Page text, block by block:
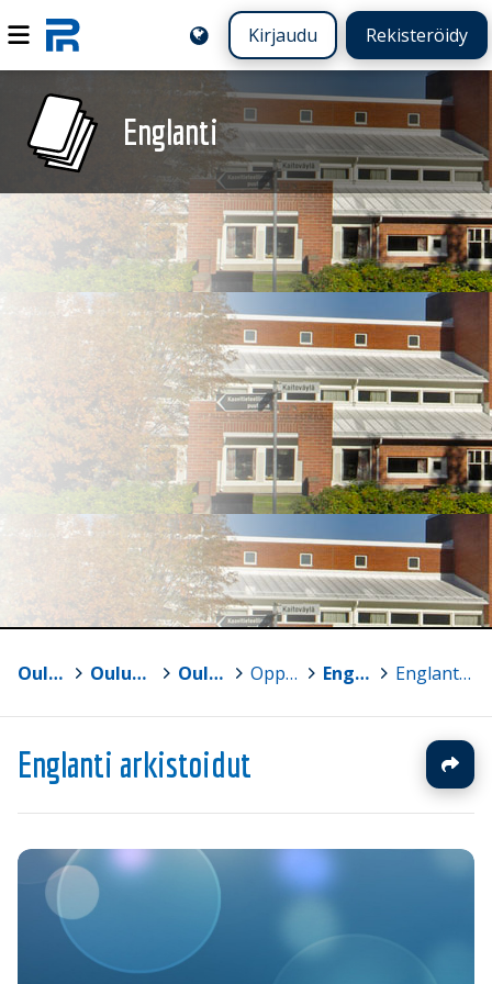
Kirjaudu Rekisteröidy
Englanti
Oulun yliopisto Oulun normaalikoulun lukio ja perusasteen vs. 7-9 > Oulun normaalikoulun lukio > Oppiaineet > Englanti > Englanti arkistoidut
Englanti arkistoidut